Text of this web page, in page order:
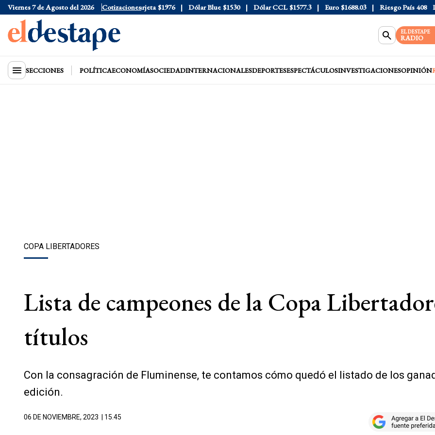
Viernes 7 de Agosto del 2026 Cotizaciones
Dólar Oficial $1520 Dólar Tarjeta $1976 Dólar Blue $1530 Dólar CCL $1577.3 Euro $1688.03 Riesgo País 408
EL DESTAPE
RADIO
SECCIONES POLÍTICAECONOMÍASOCIEDADINTERNACIONALESDEPORTESESPECTÁCULOSINVESTIGACIONESOPINIÓN
COPA LIBERTADORES
Lista de campeones de la Copa
títulos
Con la consagración de Fluminense, te contamos cómo quedó el listado de los
edición.
06 DE NOVIEMBRE, 2023 | 15.45